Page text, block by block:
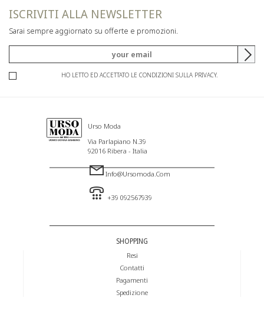
ISCRIVITI ALLA NEWSLETTER
Sarai sempre aggiornato su offerte e promozioni.
HO LETTO ED ACCETTATO LE CONDIZIONI SULLA PRIVACY.
Urso Moda
Via Parlapiano N.39
92016 Ribera - Italia
Info@ursomoda.com
+39 092567939
SHOPPING
Resi
Contatti
Pagamenti
Spedizione